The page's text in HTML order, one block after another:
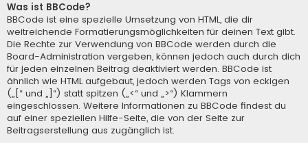
Was ist BBCode?
BBCode ist eine spezielle Umsetzung von HTML, die dir
weitreichende Formatierungsmöglichkeiten für deinen Text gibt.
Die Rechte zur Verwendung von BBCode werden durch die
Board-Administration vergeben, können jedoch auch durch dich
für jeden einzelnen Beitrag deaktiviert werden. BBCode ist
ähnlich wie HTML aufgebaut, jedoch werden Tags von eckigen
(„[“ und „]“) statt spitzen („<“ und „>“) Klammern
eingeschlossen. Weitere Informationen zu BBCode findest du
auf einer speziellen Hilfe-Seite, die von der Seite zur
Beitragserstellung aus zugänglich ist.